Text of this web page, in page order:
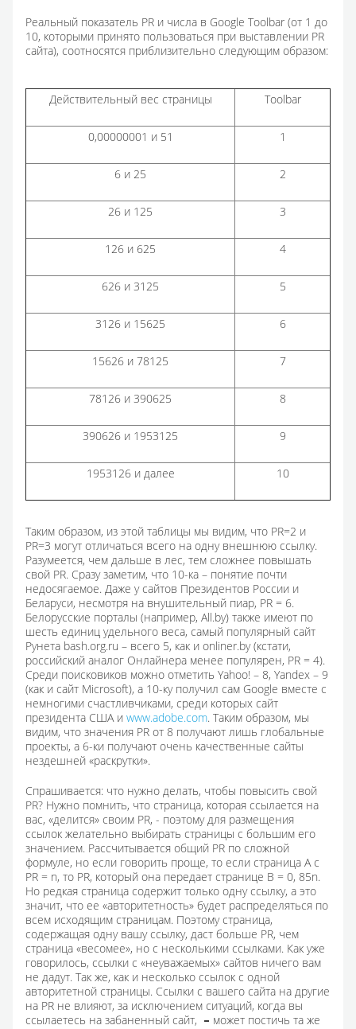
Реальный показатель PR и числа в Google Toolbar (от 1 до
10, которыми принято пользоваться при выставлении PR
сайта), соотносятся приблизительно следующим образом:
Действительный вес страницы Toolbar
0,00000001 и 51 1
6 и 25 2
26 и 125 3
126 и 625 4
626 и 3125 5
3126 и 15625 6
15626 и 78125 7
78126 и 390625 8
390626 и 1953125 9
1953126 и далее 10
Таким образом, из этой таблицы мы видим, что PR=2 и
PR=3 могут отличаться всего на одну внешнюю ссылку.
Разумеется, чем дальше в лес, тем сложнее повышать
свой PR. Сразу заметим, что 10-ка – понятие почти
недосягаемое. Даже у сайтов Президентов России и
Беларуси, несмотря на внушительный пиар, PR = 6.
Белорусские порталы (например, All.by) также имеют по
шесть единиц удельного веса, самый популярный сайт
Рунета bash.org.ru – всего 5, как и onliner.by (кстати,
российский аналог Онлайнера менее популярен, PR = 4).
Среди поисковиков можно отметить Yahoo! – 8, Yandex – 9
(как и сайт Microsoft), а 10-ку получил сам Google вместе с
немногими счастливчиками, среди которых сайт
президента США и www.adobe.com. Таким образом, мы
видим, что значения PR от 8 получают лишь глобальные
проекты, а 6-ки получают очень качественные сайты
нездешней «раскрутки».
Спрашивается: что нужно делать, чтобы повысить свой
PR? Нужно помнить, что страница, которая ссылается на
вас, «делится» своим PR, - поэтому для размещения
ссылок желательно выбирать страницы с большим его
значением. Рассчитывается общий PR по сложной
формуле, но если говорить проще, то если страница А с
PR = n, то PR, который она передает странице B = 0, 85n.
Но редкая страница содержит только одну ссылку, а это
значит, что ее «авторитетность» будет распределяться по
всем исходящим страницам. Поэтому страница,
содержащая одну вашу ссылку, даст больше PR, чем
страница «весомее», но с несколькими ссылками. Как уже
говорилось, ссылки с «неуважаемых» сайтов ничего вам
не дадут. Так же, как и несколько ссылок с одной
авторитетной страницы. Ссылки с вашего сайта на другие
на PR не влияют, за исключением ситуаций, когда вы
ссылаетесь на забаненный сайт, – может постичь та же